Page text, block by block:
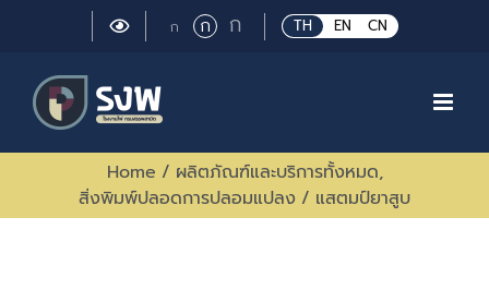
TH EN CN
กSmall
กRegular
font
ก Large
font
Home / ผลิตภัณฑ์และบริการทั้งหมด,
สิ่งพิมพ์ปลอดการปลอมแปลง / แสตมป์ยาสูบ